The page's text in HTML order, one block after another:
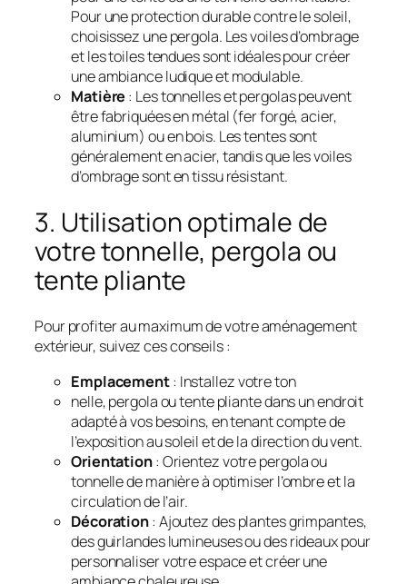
Pour une protection durable contre le soleil,
choisissez une pergola. Les voiles d’ombrage
et les toiles tendues sont idéales pour créer
une ambiance ludique et modulable.
Matière : Les tonnelles et pergolas peuvent
être fabriquées en métal (fer forgé, acier,
aluminium) ou en bois. Les tentes sont
généralement en acier, tandis que les voiles
d’ombrage sont en tissu résistant.
3. Utilisation optimale de
votre tonnelle, pergola ou
tente pliante
Pour profiter au maximum de votre aménagement
extérieur, suivez ces conseils :
Emplacement: Installez votre ton
nelle, pergola ou tente pliante dans un endroit
adapté à vos besoins, en tenant compte de
l’exposition au soleil et de la direction du vent.
Orientation: Orientez votre pergola ou
tonnelle de manière à optimiser l’ombre et la
circulation de l’air.
Décoration: Ajoutez des plantes grimpantes,
des guirlandes lumineuses ou des rideaux pour
personnaliser votre espace et créer une